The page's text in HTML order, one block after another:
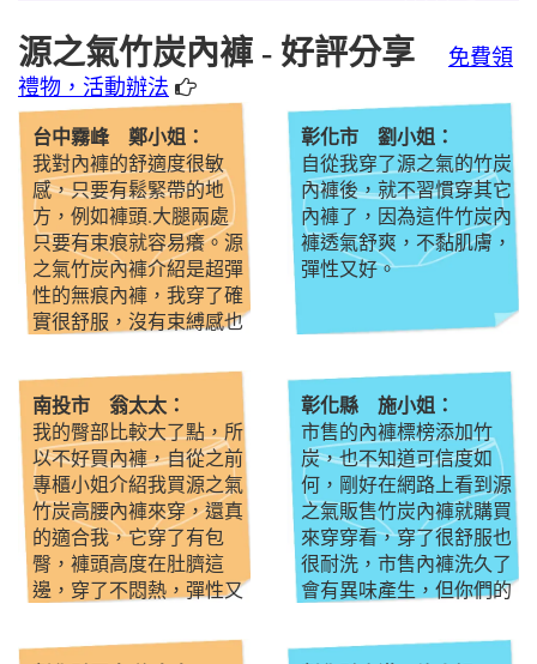
源之氣竹炭內褲 - 好評分享
免費領
禮物，活動辦法
台中霧峰 鄭小姐：
我對內褲的舒適度很敏
感，只要有鬆緊帶的地
方，例如褲頭.大腿兩處
只要有束痕就容易癢。源
之氣竹炭內褲介紹是超彈
性的無痕內褲，我穿了確
實很舒服，沒有束縛感也
癢)，真的好穿。
彰化市 劉小姐：
自從我穿了源之氣的竹炭
內褲後，就不習慣穿其它
內褲了，因為這件竹炭內
褲透氣舒爽，不黏肌膚，
彈性又好。
南投市 翁太太：
我的臀部比較大了點，所
以不好買內褲，自從之前
專櫃小姐介紹我買源之氣
竹炭高腰內褲來穿，還真
的適合我，它穿了有包
臀，褲頭高度在肚臍這
邊，穿了不悶熱，彈性又
彰化縣 施小姐：
市售的內褲標榜添加竹
炭，也不知道可信度如
何，剛好在網路上看到源
之氣販售竹炭內褲就購買
來穿穿看，穿了很舒服也
很耐洗，市售內褲洗久了
會有異味產生，但你們的
護很重要，以後內褲只買